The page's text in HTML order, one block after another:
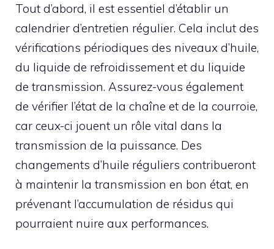
Tout d’abord, il est essentiel d’établir un
calendrier d’entretien régulier. Cela inclut des
vérifications périodiques des niveaux d’huile,
du liquide de refroidissement et du liquide
de transmission. Assurez-vous également
de vérifier l’état de la chaîne et de la courroie,
car ceux-ci jouent un rôle vital dans la
transmission de la puissance. Des
changements d’huile réguliers contribueront
à maintenir la transmission en bon état, en
prévenant l’accumulation de résidus qui
pourraient nuire aux performances.